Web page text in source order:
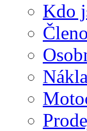
Kdo